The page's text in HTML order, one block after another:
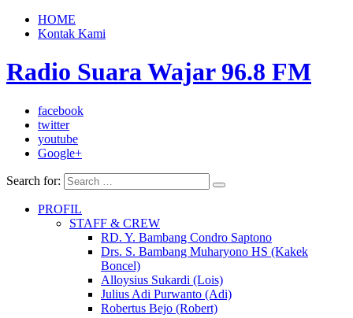
HOME
Kontak Kami
Radio Suara Wajar 96.8 FM
facebook
twitter
youtube
Google+
Search for:
PROFIL
STAFF & CREW
RD. Y. Bambang Condro Saptono
Drs. S. Bambang Muharyono HS (Kakek
Boncel)
Alloysius Sukardi (Lois)
Julius Adi Purwanto (Adi)
Robertus Bejo (Robert)